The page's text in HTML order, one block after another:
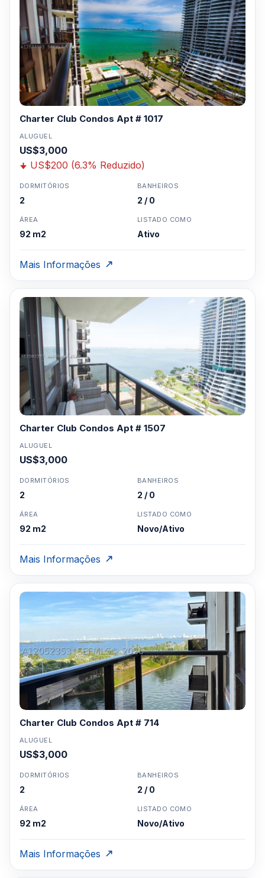
Charter Club Condos Apt # 1017
ALUGUEL
US$3,000
US$200 (6.3% Reduzido)
DORMITÓRIOS
2
BANHEIROS
2 / 0
ÁREA
92 m2
LISTADO COMO
Ativo
Mais Informações
Charter Club Condos Apt # 1507
ALUGUEL
US$3,000
DORMITÓRIOS
2
BANHEIROS
2 / 0
ÁREA
92 m2
LISTADO COMO
Novo/Ativo
Mais Informações
Charter Club Condos Apt # 714
ALUGUEL
US$3,000
DORMITÓRIOS
2
BANHEIROS
2 / 0
ÁREA
92 m2
LISTADO COMO
Novo/Ativo
Mais Informações